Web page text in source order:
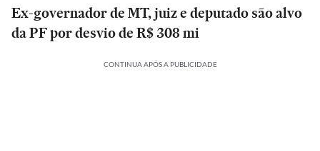
Ex-governador de MT, juiz e deputado são alvo
da PF por desvio de R$ 308 mi
CONTINUA APÓS A PUBLICIDADE